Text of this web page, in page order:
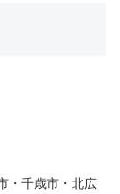
・千歳市・北広